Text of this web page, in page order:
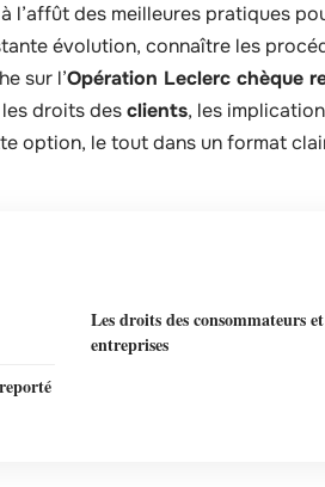
l’affût des meilleures pratiques
évolution, connaître les
sur l’Opération Leclerc chèque
droits desclients, les
option, le tout dans un format
Les droits des consommateurs
entreprises